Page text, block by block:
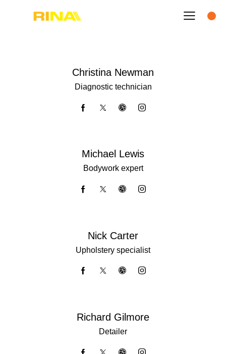
Christina Newman
Diagnostic technician
Michael Lewis
Bodywork expert
Nick Carter
Upholstery specialist
Richard Gilmore
Detailer